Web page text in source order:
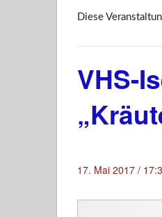
Diese
VHS-
17. Mai 2017 /